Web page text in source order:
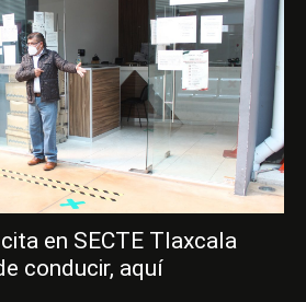
en SECTE Tlaxcala
conducir, aquí